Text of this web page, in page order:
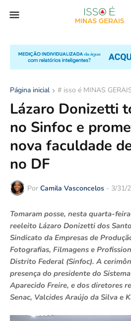
Página inicial # isso é MINAS
Lázaro Donizetti
no Sinfoc e
nova faculdade
no DF
Por Camila Vasconcelos - 3/31/
Tomaram posse, nesta quarta-
reeleito Lázaro Donizetti dos
Sindicato da Empresas de
Fotografias, Filmagens e
Distrito Federal (Sinfoc). A
presença do presidente do
Aparecido Freire, e dos diretores
Senac, Valcides Araújo da Silva e